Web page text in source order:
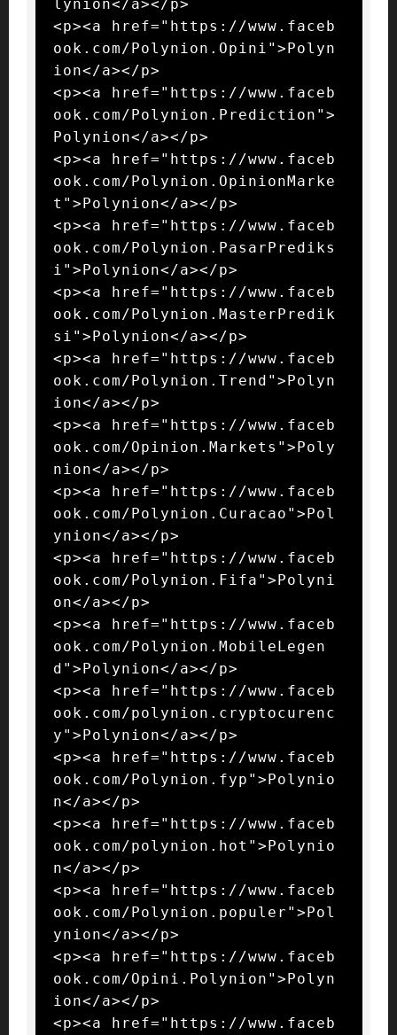
lynion</a></p>
<p><a href="https://www.faceb
ook.com/Polynion.Opini">Polyn
ion</a></p>
<p><a href="https://www.faceb
ook.com/Polynion.Prediction">
Polynion</a></p>
<p><a href="https://www.faceb
ook.com/Polynion.OpinionMarke
t">Polynion</a></p>
<p><a href="https://www.faceb
ook.com/Polynion.PasarPrediks
i">Polynion</a></p>
<p><a href="https://www.faceb
ook.com/Polynion.MasterPredik
si">Polynion</a></p>
<p><a href="https://www.faceb
ook.com/Polynion.Trend">Polyn
ion</a></p>
<p><a href="https://www.faceb
ook.com/Opinion.Markets">Poly
nion</a></p>
<p><a href="https://www.faceb
ook.com/Polynion.Curacao">Pol
ynion</a></p>
<p><a href="https://www.faceb
ook.com/Polynion.Fifa">Polyni
on</a></p>
<p><a href="https://www.faceb
ook.com/Polynion.MobileLegen
d">Polynion</a></p>
<p><a href="https://www.faceb
ook.com/polynion.cryptocurenc
y">Polynion</a></p>
<p><a href="https://www.faceb
ook.com/Polynion.fyp">Polynio
n</a></p>
<p><a href="https://www.faceb
ook.com/polynion.hot">Polynio
n</a></p>
<p><a href="https://www.faceb
ook.com/Polynion.populer">Pol
ynion</a></p>
<p><a href="https://www.faceb
ook.com/Opini.Polynion">Polyn
ion</a></p>
<p><a href="https://www.faceb